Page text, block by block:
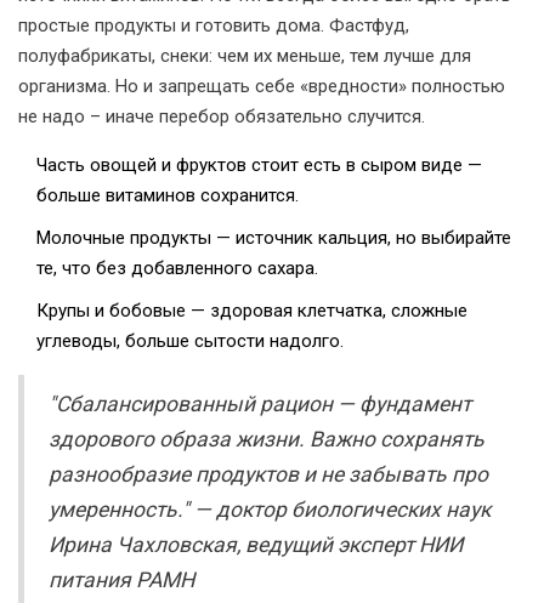
простые продукты и готовить дома. Фастфуд,
полуфабрикаты, снеки: чем их меньше, тем лучше для
организма. Но и запрещать себе «вредности» полностью
не надо – иначе перебор обязательно случится.
Часть овощей и фруктов стоит есть в сыром виде —
больше витаминов сохранится.
Молочные продукты — источник кальция, но выбирайте
те, что без добавленного сахара.
Крупы и бобовые — здоровая клетчатка, сложные
углеводы, больше сытости надолго.
"Сбалансированный рацион — фундамент
здорового образа жизни. Важно сохранять
разнообразие продуктов и не забывать про
умеренность." — доктор биологических наук
Ирина Чахловская, ведущий эксперт НИИ
питания РАМН